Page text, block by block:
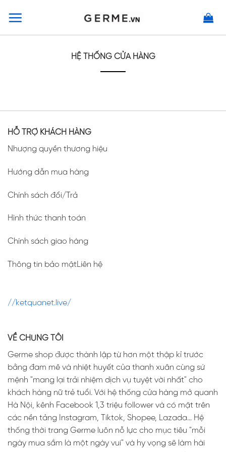
HỆ THỐNG CỬA HÀNG
HỖ TRỢ KHÁCH HÀNG
Nhượng quyền thương hiệu
Hướng dẫn mua hàng
Chính sách đổi/Trả
Hình thức thanh toán
Chính sách giao hàng
Thông tin bảo mậtLiên hệ
//ketquanet.live/
VỀ CHÚNG TÔI
Germe shop được thành lập từ hơn một thập kỉ trước
bằng đam mê và nhiệt huyết của thanh xuân cùng sứ
mệnh "mang lại trải nhiệm dịch vụ tuyệt vời nhất" cho
khách hàng nữ trẻ tuổi. Với hệ thống cửa hàng mở quanh
Hà Nội, kênh Facebook 1,3 triệu follower và có mặt trên
các nền tảng Instagram, Tiktok, Shopee, Lazada... Hệ
thống thời trang Germe luôn nỗ lực cho mục tiêu "mỗi
ngày mua sắm là một ngày vui" và hy vọng sẽ làm hài